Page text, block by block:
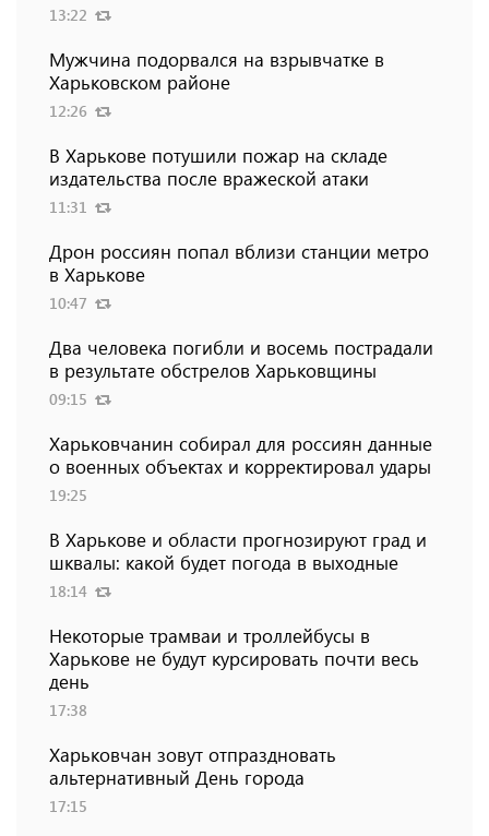
13:22
Мужчина подорвался на взрывчатке в
Харьковском районе
12:26
В Харькове потушили пожар на складе
издательства после вражеской атаки
11:31
Дрон россиян попал вблизи станции метро
в Харькове
10:47
Два человека погибли и восемь пострадали
в результате обстрелов Харьковщины
09:15
Харьковчанин собирал для россиян данные
о военных объектах и ​​корректировал удары
19:25
В Харькове и области прогнозируют град и
шквалы: какой будет погода в выходные
18:14
Некоторые трамваи и троллейбусы в
Харькове не будут курсировать почти весь
день
17:38
Харьковчан зовут отпраздновать
альтернативный День города
17:15